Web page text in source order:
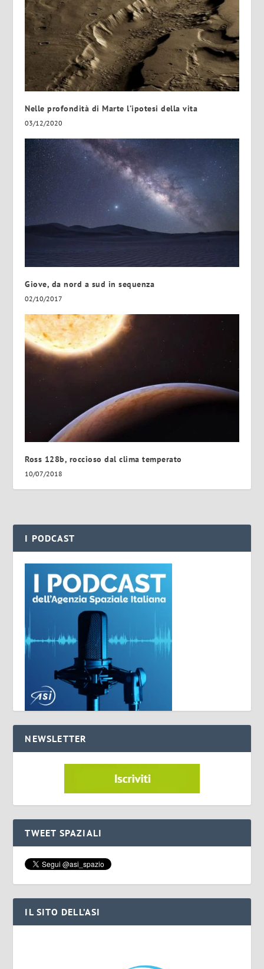
Nelle profondità di Marte l’ipotesi della vita
03/12/2020
Giove, da nord a sud in sequenza
02/10/2017
Ross 128b, roccioso dal clima temperato
10/07/2018
I PODCAST
NEWSLETTER
TWEET SPAZIALI
IL SITO DELL’ASI